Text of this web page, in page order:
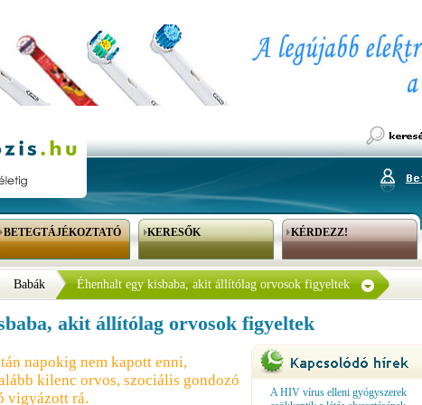
BETEGTÁJÉKOZTATÓ KERESŐK KÉRDEZZ!
Babák Éhenhalt egy kisbaba, akit állítólag orvosok figyeltek
akit állítólag orvosok figyeltek
napokig nem kapott enni,
kilenc orvos, szociális gondozó
vigyázott rá.
A HIV vírus elleni gyógyszerek